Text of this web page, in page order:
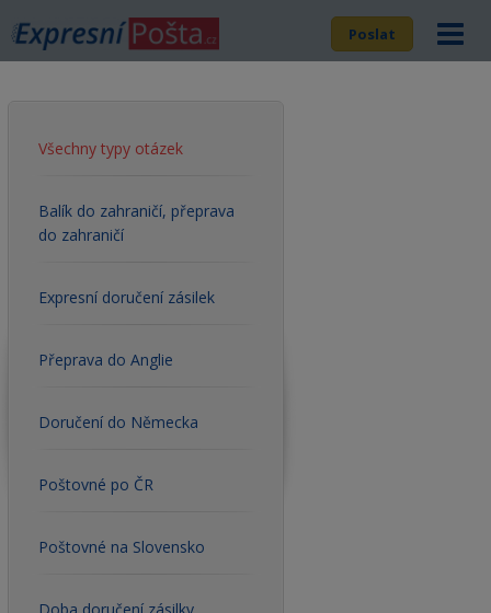
Poslat
Všechny typy otázek
Balík do zahraničí, přeprava
do zahraničí
Expresní doručení zásilek
Přeprava do Anglie
Doručení do Německa
Poštovné po ČR
Poštovné na Slovensko